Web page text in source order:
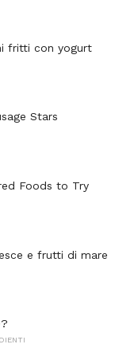
fritti con yogurt
Stars
Foods to Try
e frutti di mare